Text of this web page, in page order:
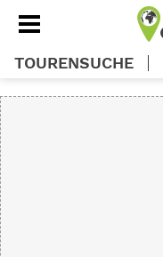
TOURENSUCHE